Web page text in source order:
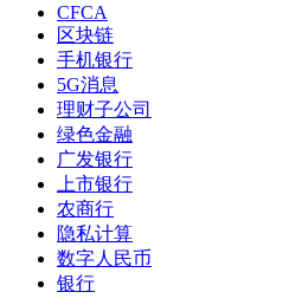
CFCA
区块链
手机银行
5G消息
理财子公司
绿色金融
广发银行
上市银行
农商行
隐私计算
数字人民币
银行